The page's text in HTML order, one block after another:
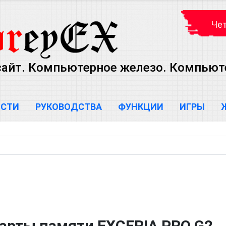
Компьютерное железо.
РУКОВОДСТВА ФУНКЦИИ ИГРЫ